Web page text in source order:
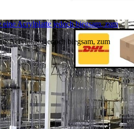
Acrylplatte jedoch biegsam, zum